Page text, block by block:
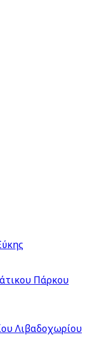
Πάρκου
Λιβαδοχωρίου